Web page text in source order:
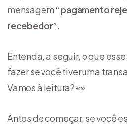
mensagem “pagamento
recebedor”.
Entenda, a seguir, o que
fazer se você tiver uma
Vamos à leitura? 👀
Antes de começar, se você